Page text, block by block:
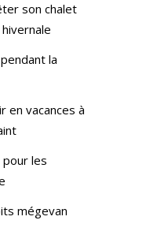
son chalet
la
en vacances à
les
mégevan